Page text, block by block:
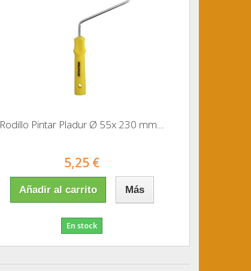
Rodillo Pintar Pladur Ø 55x 230 mm....
5,25 €
Añadir al carrito Más
En stock